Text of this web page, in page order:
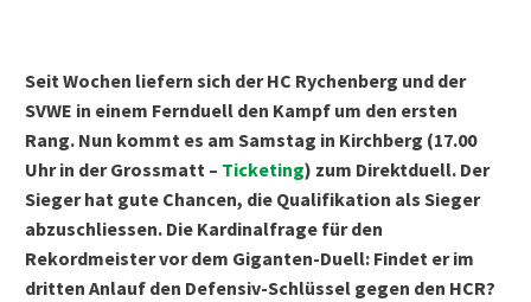
Seit Wochen liefern sich der HC Rychenberg und der
SVWE in einem Fernduell den Kampf um den ersten
Rang. Nun kommt es am Samstag in Kirchberg (17.00
Uhr in der Grossmatt – Ticketing) zum Direktduell. Der
Sieger hat gute Chancen, die Qualifikation als Sieger
abzuschliessen. Die Kardinalfrage für den
Rekordmeister vor dem Giganten-Duell: Findet er im
dritten Anlauf den Defensiv-Schlüssel gegen den HCR?